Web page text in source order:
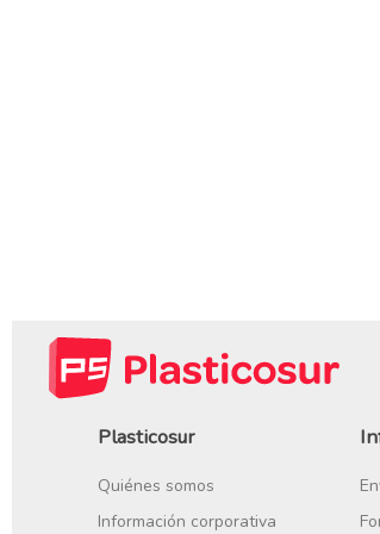
Plasticosur
Quiénes somos
Información corporativa